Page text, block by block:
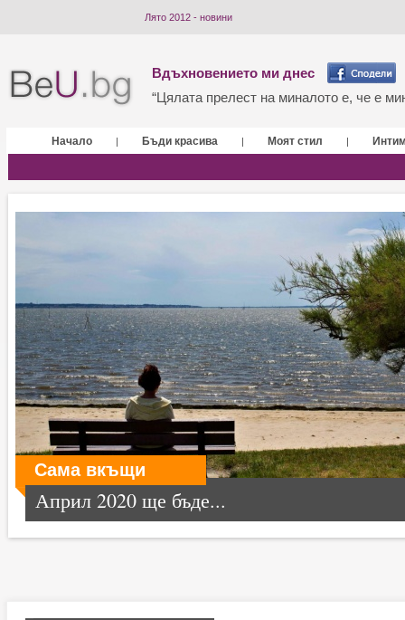
Лято 2012 - новини
Вдъхновението ми днес
“Цялата прелест на миналото е, че е
Начало | Бъди красива | Моят стил |
Сама вкъщи
Април 2020 ще бъде...